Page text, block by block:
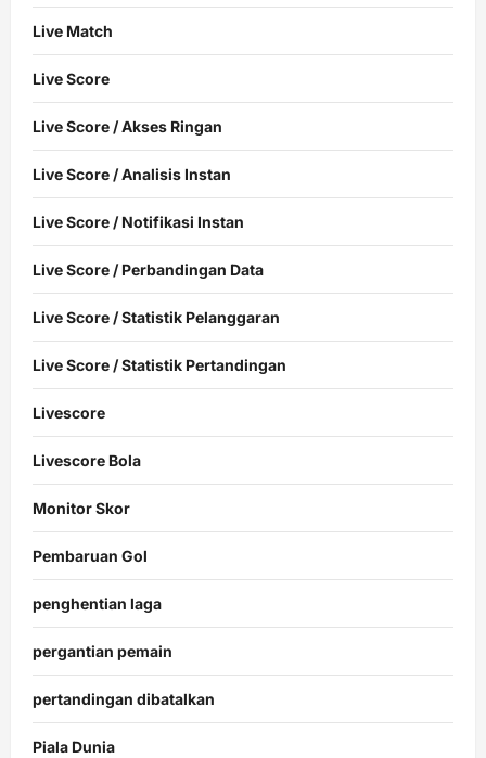
Live Match
Live Score
Live Score / Akses Ringan
Live Score / Analisis Instan
Live Score / Notifikasi Instan
Live Score / Perbandingan Data
Live Score / Statistik Pelanggaran
Live Score / Statistik Pertandingan
Livescore
Livescore Bola
Monitor Skor
Pembaruan Gol
penghentian laga
pergantian pemain
pertandingan dibatalkan
Piala Dunia